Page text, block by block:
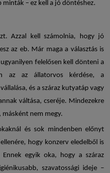
minták – ez kell a jó döntéshez.
Azzal kell számolnia, hogy jó
az eb. Már maga a választás is
felelősen kell dönteni a
az az állatorvos kérdése, a
és a száraz kutyatáp vagy
váltása, cseréje. Mindezekre
másként nem megy.
és sok mindenben előnyt
hogy konzerv eledelből is
egyik oka, hogy a száraz
szavatossági ideje –